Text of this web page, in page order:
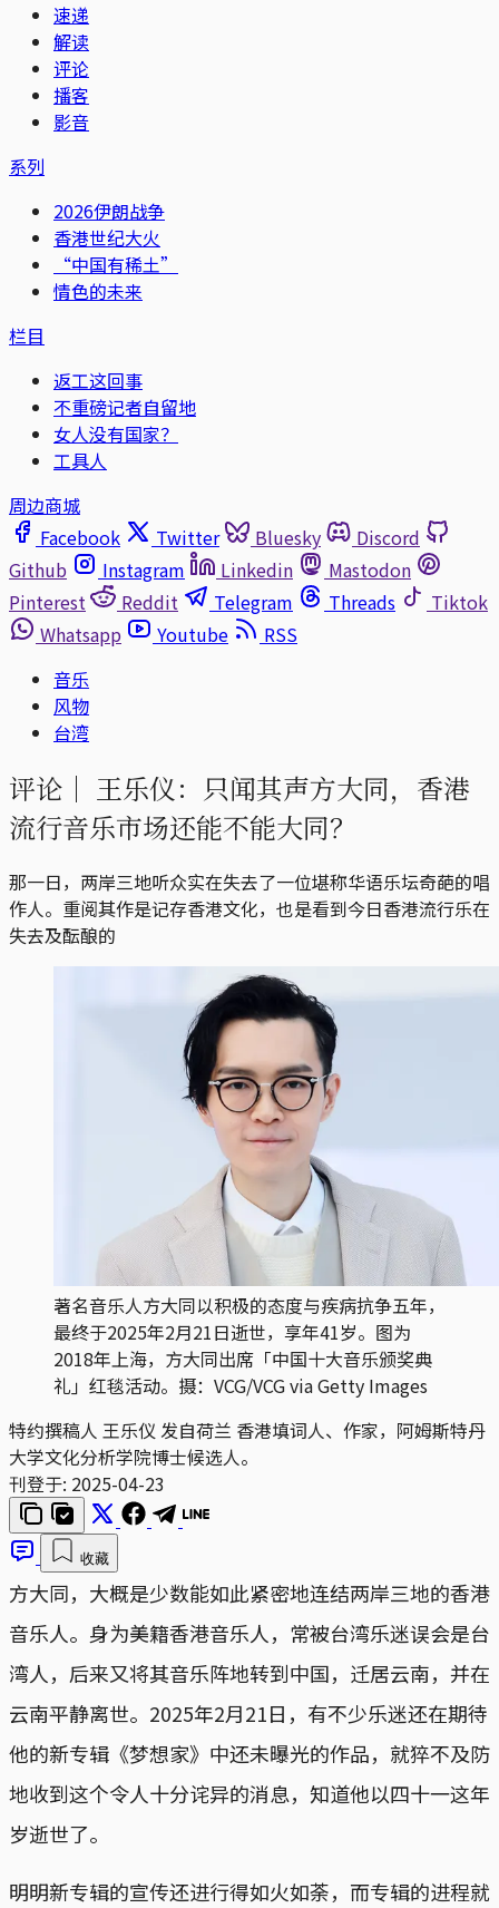
速递
解读
评论
播客
影音
系列
2026伊朗战争
香港世纪大火
“中国有稀土”
情色的未来
栏目
返工这回事
不重磅记者自留地
女人没有国家？
工具人
周边商城
Facebook
Twitter Bluesky
Discord
Github
Instagram Linkedin
Mastodon
Pinterest
Reddit Telegram Threads
Tiktok
Whatsapp
Youtube
RSS
音乐
风物
台湾
评论｜ 王乐仪：只闻其声方大同，香港
流行音乐市场还能不能大同？
那一日，两岸三地听众实在失去了一位堪称华语乐坛奇葩的唱
作人。重阅其作是记存香港文化，也是看到今日香港流行乐在
失去及酝酿的
著名音乐人方大同以积极的态度与疾病抗争五年，
最终于2025年2月21日逝世，享年41岁。图为
2018年上海，方大同出席「中国十大音乐颁奖典
礼」红毯活动。摄：VCG/VCG via Getty Images
特约撰稿人 王乐仪 发自荷兰 香港填词人、作家，阿姆斯特丹
大学文化分析学院博士候选人。
刊登于: 2025-04-23
收藏
方大同，大概是少数能如此紧密地连结两岸三地的香港
音乐人。身为美籍香港音乐人，常被台湾乐迷误会是台
湾人，后来又将其音乐阵地转到中国，迁居云南，并在
云南平静离世。2025年2月21日，有不少乐迷还在期待
他的新专辑《梦想家》中还未曝光的作品，就猝不及防
地收到这个令人十分诧异的消息，知道他以四十一这年
岁逝世了。
明明新专辑的宣传还进行得如火如荼，而专辑的进程就